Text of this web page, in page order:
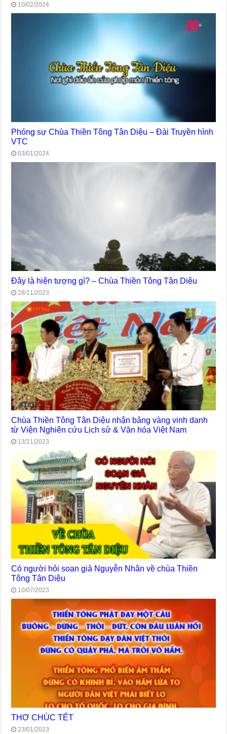
10/02/2024
Phóng sự Chùa Thiền Tông Tân Diệu – Đài Truyền hình
VTC
03/01/2024
Đây là hiện tượng gì? – Chùa Thiền Tông Tân Diệu
28/11/2023
Chùa Thiền Tông Tân Diệu nhận bảng vàng vinh danh
từ Viện Nghiên cứu Lịch sử & Văn hóa Việt Nam
13/11/2023
Có người hỏi soạn giả Nguyễn Nhân về chùa Thiền
Tông Tân Diệu
10/07/2023
THƠ CHÚC TẾT
23/01/2023